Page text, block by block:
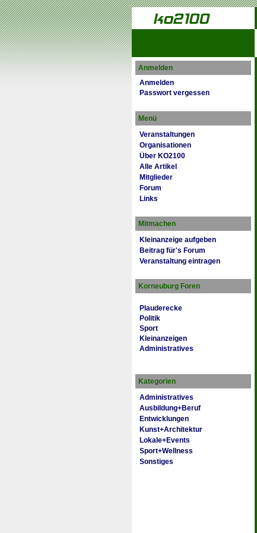
Anmelden
Anmelden
Passwort vergessen
Menü
Veranstaltungen
Organisationen
Über KO2100
Alle Artikel
Mitglieder
Forum
Links
Mitmachen
Kleinanzeige aufgeben
Beitrag für's Forum
Veranstaltung eintragen
Korneuburg Foren
Plauderecke
Politik
Sport
Kleinanzeigen
Administratives
Kategorien
Administratives
Ausbildung+Beruf
Entwicklungen
Kunst+Architektur
Lokale+Events
Sport+Wellness
Sonstiges